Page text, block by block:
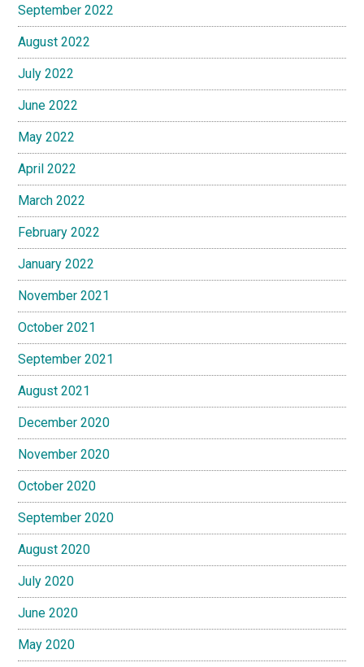
September 2022
August 2022
July 2022
June 2022
May 2022
April 2022
March 2022
February 2022
January 2022
November 2021
October 2021
September 2021
August 2021
December 2020
November 2020
October 2020
September 2020
August 2020
July 2020
June 2020
May 2020